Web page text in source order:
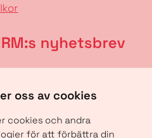
oss av cookies
cookies och andra
för att förbättra din
nyhetsbrev